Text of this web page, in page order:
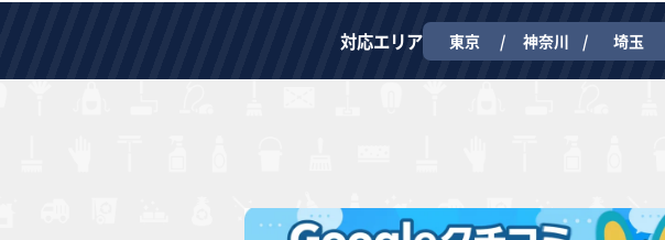
対応エリア 東京 神奈川 埼玉